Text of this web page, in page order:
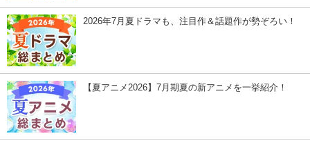
2026年7月夏ドラマも、注目作＆話題作が勢ぞろい！
【夏アニメ2026】7月期夏の新アニメを一挙紹介！